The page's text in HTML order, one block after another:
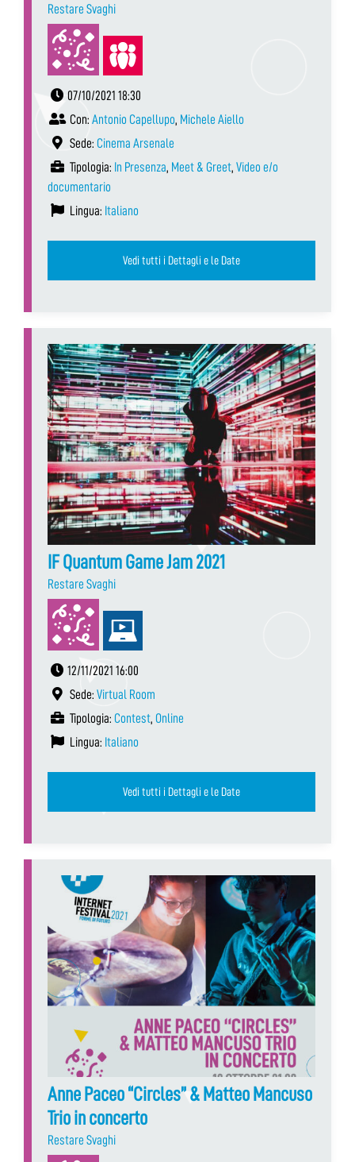
Restare Svaghi
07/10/2021 18:30
Con: Antonio Capellupo, Michele Aiello
Sede: Cinema Arsenale
Tipologia: In Presenza, Meet & Greet, Video e/o
documentario
Lingua: Italiano
Vedi tutti i Dettagli e le Date
IF Quantum Game Jam 2021
Restare Svaghi
12/11/2021 16:00
Sede: Virtual Room
Tipologia: Contest, Online
Lingua: Italiano
Vedi tutti i Dettagli e le Date
Anne Paceo “Circles” & Matteo Mancuso
Trio in concerto
Restare Svaghi